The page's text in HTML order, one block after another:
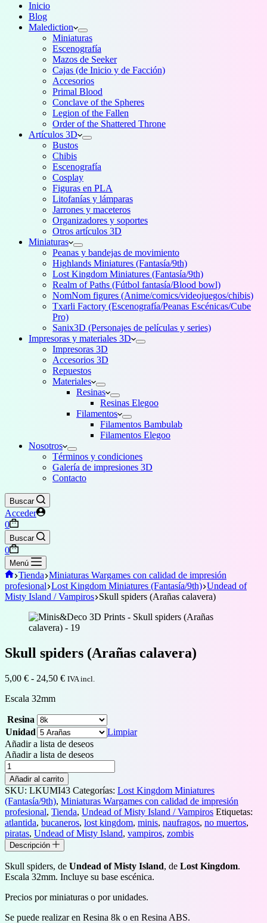
Inicio
Blog
Malediction
Miniaturas
Escenografía
Mazos de Seeker
Cajas (de Inicio y de Facción)
Accesorios
Primal Blood
Conclave of the Spheres
Legion of the Fallen
Order of the Shattered Throne
Artículos 3D
Bustos
Chibis
Escenografía
Cosplay
Figuras en PLA
Litofanías y lámparas
Jarrones y maceteros
Organizadores y soportes
Otros artículos 3D
Miniaturas
Peanas y bandejas de movimiento
Highlands Miniatures (Fantasía/9th)
Lost Kingdom Miniatures (Fantasía/9th)
Realm of Paths (Fútbol fantasía/Blood bowl)
NomNom figures (Anime/comics/videojuegos/chibis)
Txarli Factory (Escenografía/Peanas Escénicas/Cube
Pro)
Sanix3D (Personajes de películas y series)
Impresoras y materiales 3D
Impresoras 3D
Accesorios 3D
Repuestos
Materiales
Resinas
Resinas Elegoo
Filamentos
Filamentos Bambulab
Filamentos Elegoo
Nosotros
Términos y condiciones
Galería de impresiones 3D
Contacto
Buscar
Acceder
Carro
de
compra
0
Buscar
Carro
de
compra
0
Menú
Inicio
Tienda Miniaturas Wargames con calidad de impresión
profesional Lost Kingdom Miniatures (Fantasía/9th) Undead of
Misty Island / Vampiros Skull spiders (Arañas calavera)
Skull spiders (Arañas calavera)
5,00 € - 24,50 €Rango
hasta
24,50 €
IVA incl.
Escala 32mm
Resina
Unidad
Limpiar
Añadir a lista de deseos
Añadir a lista de deseos
Skull
spiders
(Arañas
calavera)
cantidad
Añadir al carrito
SKU: LKUMI43 Categorías: Lost Kingdom Miniatures
(Fantasía/9th), Miniaturas Wargames con calidad de impresión
profesional, Tienda, Undead of Misty Island / Vampiros Etiquetas:
atlantida, bucaneros, lost kingdom, minis, naufragos, no muertos,
piratas, Undead of Misty Island, vampiros, zombis
Descripción
Skull spiders, de Undead of Misty Island, de Lost Kingdom.
Escala 32mm. Incluye su base escénica.
Precios por miniaturas o por unidades.
Se puede realizar en Resina 8k o en Resina ABS.